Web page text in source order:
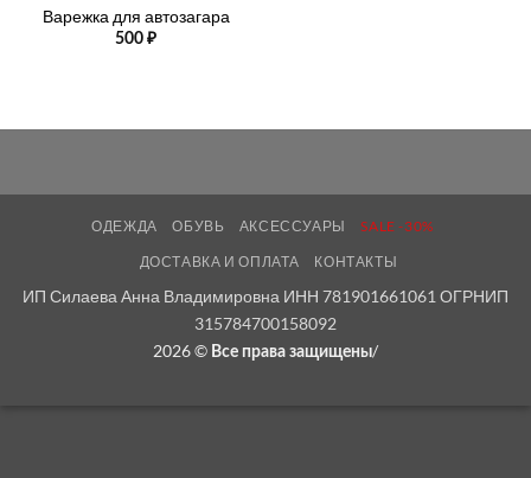
Варежка для автозагара
500 ₽
ОДЕЖДА ОБУВЬ АКСЕССУАРЫ
SALE -30%
ДОСТАВКА И ОПЛАТА
КОНТАКТЫ
ИП Силаева Анна Владимировна ИНН 781901661061 ОГРНИП
315784700158092
2026 © Все права защищены/